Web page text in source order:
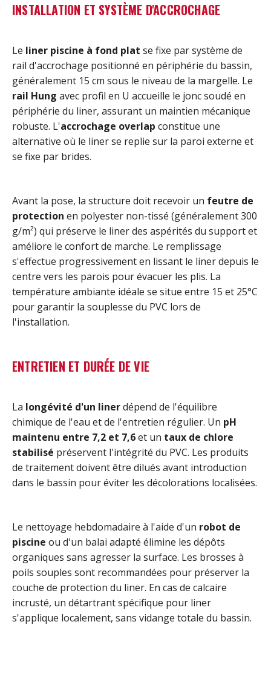
INSTALLATION ET SYSTÈME D'ACCROCHAGE
Le liner piscine à fond plat se fixe par système de
rail d'accrochage positionné en périphérie du bassin,
généralement 15 cm sous le niveau de la margelle. Le
rail Hung avec profil en U accueille le jonc soudé en
périphérie du liner, assurant un maintien mécanique
robuste. L'accrochage overlap constitue une
alternative où le liner se replie sur la paroi externe et
se fixe par brides.
Avant la pose, la structure doit recevoir un feutre de
protection en polyester non-tissé (généralement 300
g/m²) qui préserve le liner des aspérités du support et
améliore le confort de marche. Le remplissage
s'effectue progressivement en lissant le liner depuis le
centre vers les parois pour évacuer les plis. La
température ambiante idéale se situe entre 15 et 25°C
pour garantir la souplesse du PVC lors de
l'installation.
ENTRETIEN ET DURÉE DE VIE
La longévité d'un linerdépend de l'équilibre
chimique de l'eau et de l'entretien régulier. Un pH
maintenu entre 7,2 et 7,6et un taux de chlore
stabilisé préservent l'intégrité du PVC. Les produits
de traitement doivent être dilués avant introduction
dans le bassin pour éviter les décolorations localisées.
Le nettoyage hebdomadaire à l'aide d'un robot de
piscine ou d'un balai adapté élimine les dépôts
organiques sans agresser la surface. Les brosses à
poils souples sont recommandées pour préserver la
couche de protection du liner. En cas de calcaire
incrusté, un détartrant spécifique pour liner
s'applique localement, sans vidange totale du bassin.